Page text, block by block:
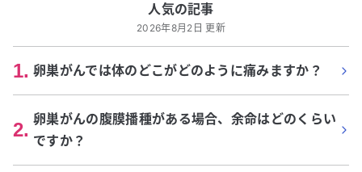
人気の記事
2026年8月2日 更新
1. 卵巣がんでは体のどこがどのように痛みますか？
2. 卵巣がんの腹膜播種がある場合、余命はどのくらい
ですか？